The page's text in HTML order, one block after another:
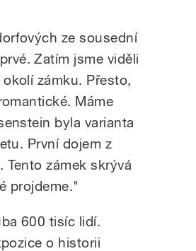
ze sousední
Zatím jsme viděli
zámku. Přesto,
Máme
byla varianta
První dojem z
zámek skrývá
projdeme."
600 tisíc lidí.
o historii